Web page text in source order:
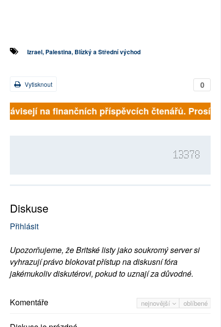
Izrael, Palestina, Blízký a Střední východ
0
Vytisknout
na finančních příspěvcích čtenářů.
13378
Diskuse
Přihlásit
Upozorňujeme, že Britské listy jako soukromý server si
vyhrazují právo blokovat přístup na diskusní fóra
jakémukoliv diskutérovi, pokud to uznají za důvodné.
nejnovější oblíbené
Komentáře